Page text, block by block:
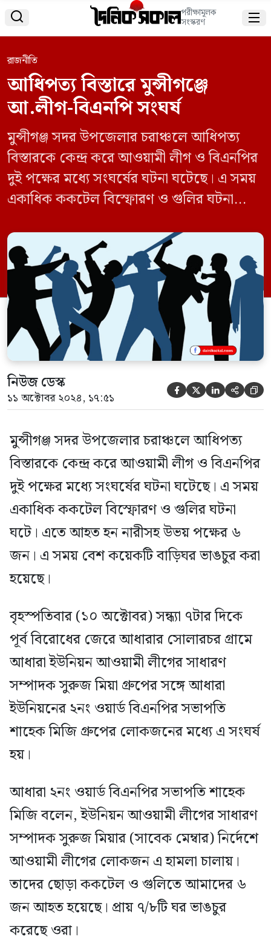
 পরীক্ষামূলক
সংস্করণ 
রাজনীতি
আধিপত্য বিস্তারে মুন্সীগঞ্জে
আ.লীগ-বিএনপি সংঘর্ষ
মুন্সীগঞ্জ সদর উপজেলার চরাঞ্চলে আধিপত্য
বিস্তারকে কেন্দ্র করে আওয়ামী লীগ ও বিএনপির
দুই পক্ষের মধ্যে সংঘর্ষের ঘটনা ঘটেছে। এ সময়
একাধিক ককটেল বিস্ফোরণ ও গুলির ঘটনা
জন। এ সময় বেশ কয়েকটি বাড়িঘর ভাঙচুর করা
হয়েছে। বৃহস্পতিবার (১০ অক্টোবর) সন্ধ্যা ৭টার
দিকে পূর্ব বিরোধের জেরে আধারার সোলারচর
গ্রামে […]
নিউজ ডেস্ক
১১ অক্টোবর ২০২৪, ১৭:৫১     
মুন্সীগঞ্জ সদর উপজেলার চরাঞ্চলে আধিপত্য
বিস্তারকে কেন্দ্র করে আওয়ামী লীগ ও বিএনপির
দুই পক্ষের মধ্যে সংঘর্ষের ঘটনা ঘটেছে। এ সময়
একাধিক ককটেল বিস্ফোরণ ও গুলির ঘটনা
ঘটে। এতে আহত হন নারীসহ উভয় পক্ষের ৬
জন। এ সময় বেশ কয়েকটি বাড়িঘর ভাঙচুর করা
হয়েছে।
বৃহস্পতিবার (১০ অক্টোবর) সন্ধ্যা ৭টার দিকে
পূর্ব বিরোধের জেরে আধারার সোলারচর গ্রামে
আধারা ইউনিয়ন আওয়ামী লীগের সাধারণ
সম্পাদক সুরুজ মিয়া গ্রুপের সঙ্গে আধারা
ইউনিয়নের ২নং ওয়ার্ড বিএনপির সভাপতি
শাহেক মিজি গ্রুপের লোকজনের মধ্যে এ সংঘর্ষ
হয়।
আধারা ২নং ওয়ার্ড বিএনপির সভাপতি শাহেক
মিজি বলেন, ইউনিয়ন আওয়ামী লীগের সাধারণ
সম্পাদক সুরুজ মিয়ার (সাবেক মেম্বার) নির্দেশে
আওয়ামী লীগের লোকজন এ হামলা চালায়।
তাদের ছোড়া ককটেল ও গুলিতে আমাদের ৬
জন আহত হয়েছে। প্রায় ৭/৮টি ঘর ভাঙচুর
করেছে ওরা।